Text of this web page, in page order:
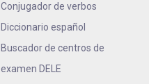
Conjugador de verbos
Diccionario español
Buscador de centros de
examen DELE